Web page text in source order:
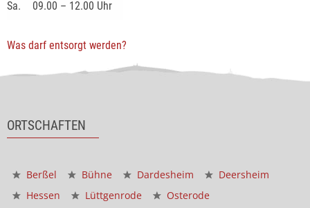
Sa. 09.00 – 12.00 Uhr
Was darf entsorgt werden?
ORTSCHAFTEN
Berßel Bühne Dardesheim
Deersheim
Hessen
Lüttgenrode
Osterode